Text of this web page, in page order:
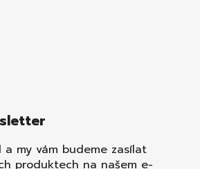
a my vám budeme zasílat
produktech na našem e-